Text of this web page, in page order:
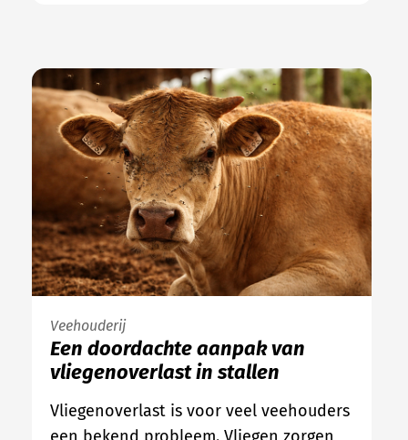
Veehouderij
Een doordachte aanpak van
vliegenoverlast in stallen
Vliegenoverlast is voor veel veehouders